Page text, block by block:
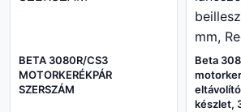
BETA 3080R/CS3
MOTORKERÉKPÁR
SZERSZÁM
Beta
készlet,